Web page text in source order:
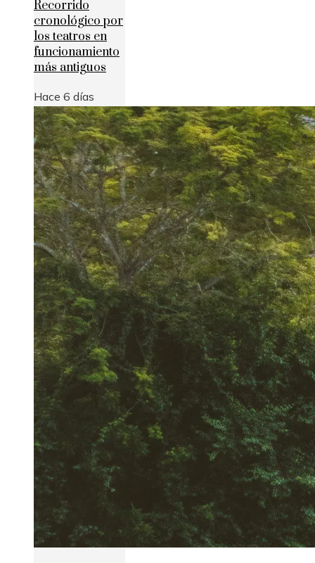
Recorrido
cronológico por
los teatros en
funcionamiento
más antiguos
Hace 6 días